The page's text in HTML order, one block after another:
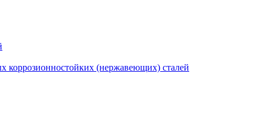
коррозионностойких (нержавеющих) сталей